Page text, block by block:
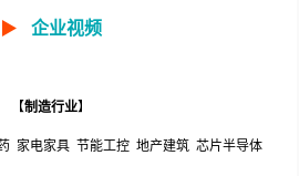
▶ 企业视频
【制造行业】
家电家具 节能工控 地产建筑 芯片半导体